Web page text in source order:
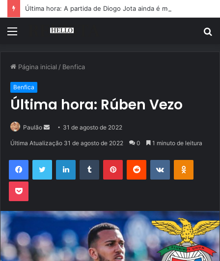
Menu
Página inicial / Benfica
Benfica
Última hora: Rúben Vezo
Paulão
Mande
mail
31 de agosto de 2022
Última Atualização 31 de agosto de 2022 0 1 minuto de leitura
FacebookTwitter LinkedinTumblr PinterestReddit VK OK
Pocket